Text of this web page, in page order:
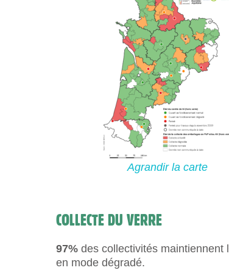
Agrandir lacarte
COLLECTE DU VERRE
97% des collectivités maintiennent
en mode dégradé.